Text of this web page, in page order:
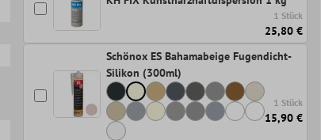
1 Stück
25,80 €
Schönox ES Bahamabeige Fugendicht-
Silikon (300ml)
1 Stück
15,90 €